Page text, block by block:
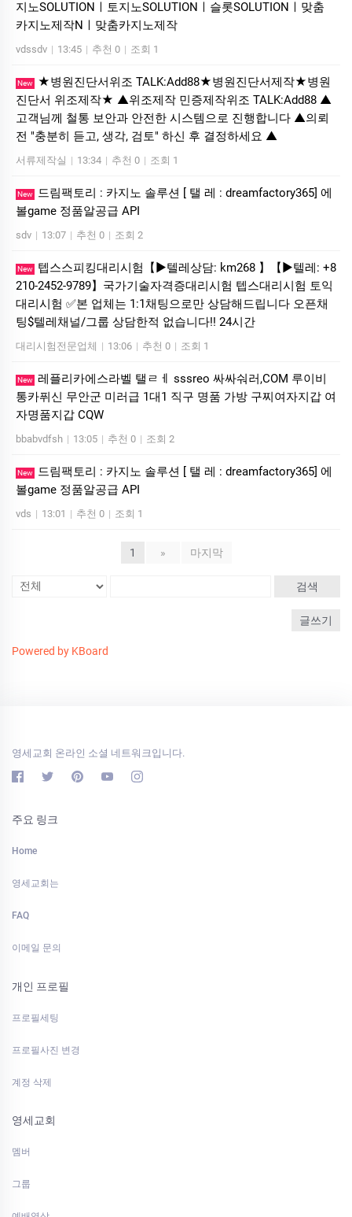
지노SOLUTIONㅣ토지노SOLUTIONㅣ슬롯SOLUTIONㅣ맞춤
카­지노제작Nㅣ맞춤카­지노제작
vdssdv | 13:45 | 추천 0 | 조회 1
New
★병원진단서위조 TALK:Add88★병원진단서제작★병원
진단서 위조제작★ ▲위조제작 민증제작위조 TALK:Add88 ▲
고객님께 철통 보안과 안전한 시스템으로 진행합니다 ▲의뢰
전 "충분히 듣고, 생각, 검토" 하신 후 결정하세요 ▲
서류제작실 | 13:34 | 추천 0 | 조회 1
New
드림팩토리 : 카­지노 솔­루션 [ 탤 레 : dreamfactory365] 에
볼game 정품알공급 API
sdv | 13:07 | 추천 0 | 조회 2
New
텝스스피킹대리시험【▶텔레상담: km268 】【▶텔레: +8
210-2452-9789】국가기술자격증대리시험 텝스대리시험 토익
대리시험 ✅본 업체는 1:1채팅으로만 상담해드립니다 오픈채
팅$텔레채널/그룹 상담한적 없습니다!! 24시간
대리시험전문업체 | 13:06 | 추천 0 | 조회 1
New 레플리카에스라벨 탤ㄹㅔ sssreo 싸싸숴러,COM 루이비
통카퓌신 무안군 미러급 1대1 직구 명품 가방 구찌여자지갑 여
자명품지갑 CQW
bbabvdfsh | 13:05 | 추천 0 | 조회 2
New
드림팩토리 : 카­지노 솔­루션 [ 탤 레 : dreamfactory365] 에
볼game 정품알공급 API
vds | 13:01 | 추천 0 | 조회 1
1 » 마지막
검색
글쓰기
Powered by KBoard
영세교회 온라인 소셜 네트워크입니다.
주요 링크
Home
영세교회는
FAQ
이메일 문의
개인 프로필
프로필세팅
프로필사진 변경
계정 삭제
영세교회
멤버
그룹